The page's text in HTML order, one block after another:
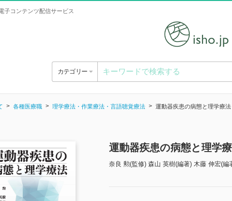
子コンテンツ配信サービス
カテゴリー
各種医療職 理学療法・作業療法・言語聴覚療法 運動器疾患の病態と理学療法
運動器疾患の病態と理学療
奈良 勲(監修) 森山 英樹(編著) 木藤 伸宏(編